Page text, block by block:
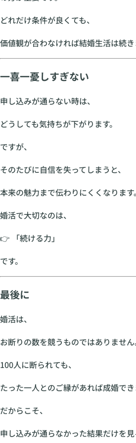
どれだけ条件が良くても、
価値観が合わなければ結婚生活は続き
一喜一憂しすぎない
申し込みが通らない時は、
どうしても気持ちが下がります。
ですが、
そのたびに自信を失ってしまうと、
本来の魅力まで伝わりにくくなります。
婚活で大切なのは、
👉 「続ける力」
です。
最後に
婚活は、
お断りの数を競うものではありません
100人に断られても、
たった一人とのご縁があれば成婚でき
だからこそ、
申し込みが通らなかった結果だけを見